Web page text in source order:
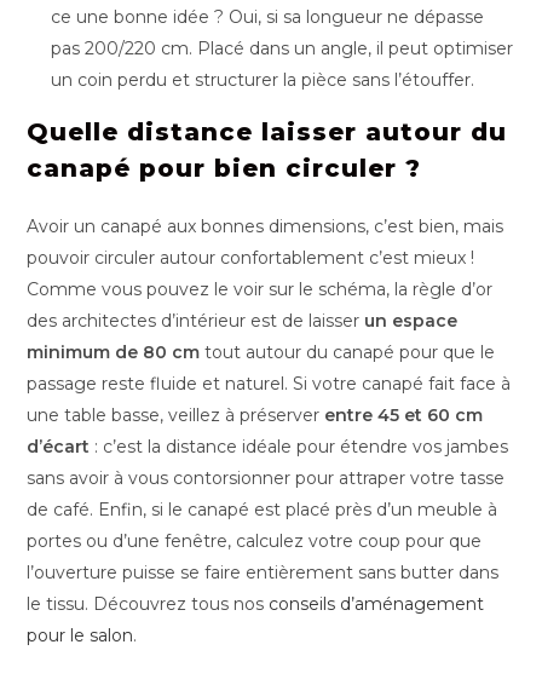
ce une bonne idée ? Oui, si sa longueur ne dépasse
pas 200/220 cm. Placé dans un angle, il peut optimiser
un coin perdu et structurer la pièce sans l’étouffer.
Quelle distance laisser autour du
canapé pour bien circuler ?
Avoir un canapé aux bonnes dimensions, c’est bien, mais
pouvoir circuler autour confortablement c’est mieux !
Comme vous pouvez le voir sur le schéma, la règle d’or
des architectes d’intérieur est de laisser un espace
minimum de 80 cm tout autour du canapé pour que le
passage reste fluide et naturel. Si votre canapé fait face à
une table basse, veillez à préserver entre 45 et 60 cm
d’écart : c’est la distance idéale pour étendre vos jambes
sans avoir à vous contorsionner pour attraper votre tasse
de café. Enfin, si le canapé est placé près d’un meuble à
portes ou d’une fenêtre, calculez votre coup pour que
l’ouverture puisse se faire entièrement sans butter dans
le tissu. Découvrez tous nos conseils d’aménagement
pour le salon.